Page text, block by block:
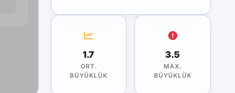
1.7
ORT.
BÜYÜKLÜK
3.5
MAX.
BÜYÜKLÜK